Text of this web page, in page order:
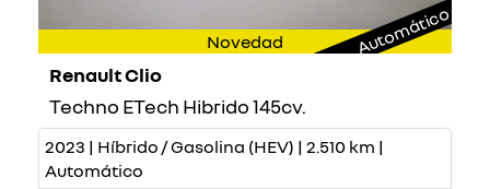
Novedad Automático
Renault Clio
Techno ETech Hibrido 145cv.
2023 | Híbrido / Gasolina (HEV) | 2.510 km |
Automático